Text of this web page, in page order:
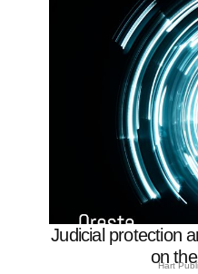
Judicial protection
on
Hart